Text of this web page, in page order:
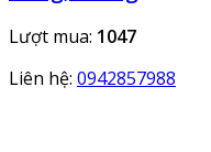
Lượt mua: 1047
Liên hệ: 0942857988